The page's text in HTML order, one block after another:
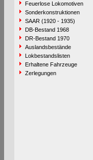
Feuerlose Lokomotiven
Sonderkonstruktionen
SAAR (1920 - 1935)
DB-Bestand 1968
DR-Bestand 1970
Auslandsbestände
Lokbestandslisten
Erhaltene Fahrzeuge
Zerlegungen